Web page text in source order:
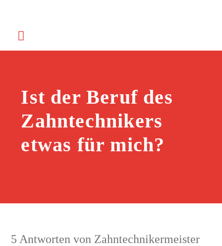
Ist der Beruf des
Zahntechnikers
etwas für mich?
5 Antworten von Zahntechnikermeister